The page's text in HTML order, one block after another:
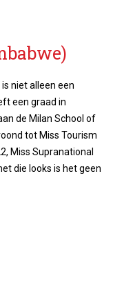
niet alleen een
een graad in
de Milan School of
tot Miss Tourism
Miss Supranational
die looks is het geen